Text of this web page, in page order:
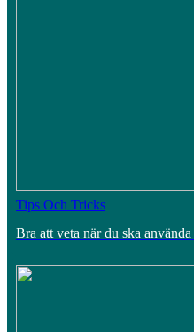
Tips Och Tricks
Bra att veta när du ska